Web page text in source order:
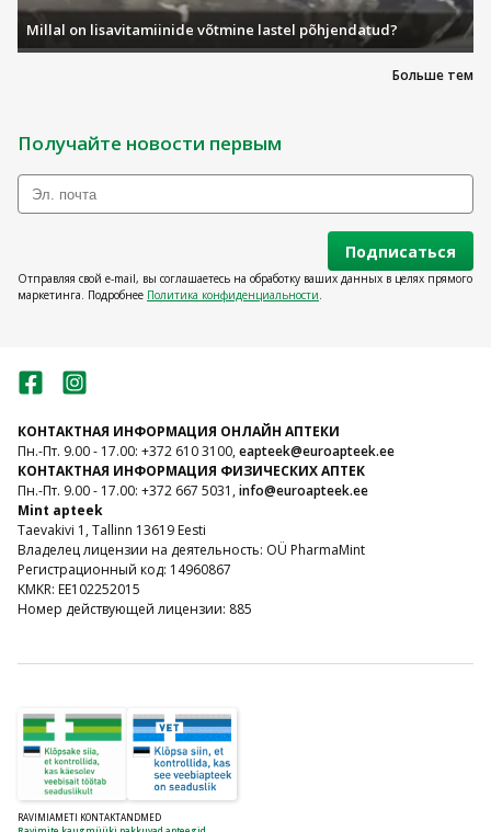
Больше тем
Millal on lisavitamiinide võtmine lastel põhjendatud?
Получайте новости первым
Подписаться
Отправляя свой e-mail, вы соглашаетесь на обработку ваших данных в целях прямого
маркетинга. Подробнее Политика конфиденциальности.
КОНТАКТНАЯ ИНФОРМАЦИЯ ОНЛАЙН АПТЕКИ
Пн.-Пт. 9.00 - 17.00: +372 610 3100,eapteek@euroapteek.ee
КОНТАКТНАЯ ИНФОРМАЦИЯ ФИЗИЧЕСКИХ АПТЕК
Пн.-Пт. 9.00 - 17.00: +372 667 5031,info@euroapteek.ee
Mint apteek
Taevakivi 1, Tallinn 13619 Eesti
Владелец лицензии на деятельность: OÜ PharmaMint
Регистрационный код: 14960867
KMKR: EE102252015
Номер действующей лицензии: 885
RAVIMIAMETI KONTAKTANDMED